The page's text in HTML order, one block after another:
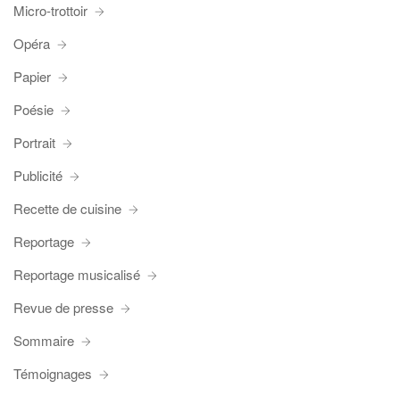
Micro-trottoir
Opéra
Papier
Poésie
Portrait
Publicité
Recette de cuisine
Reportage
Reportage musicalisé
Revue de presse
Sommaire
Témoignages